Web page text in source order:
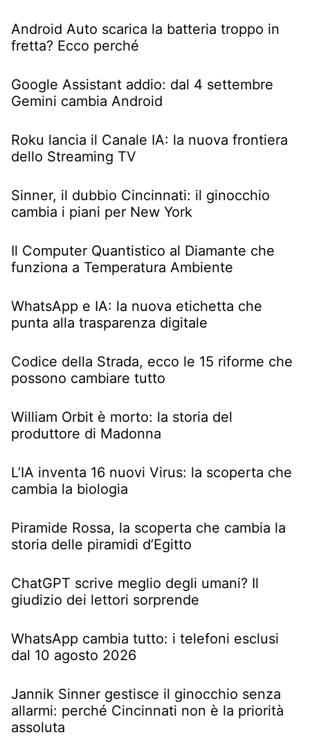
Android Auto scarica la batteria troppo in
fretta? Ecco perché
Google Assistant addio: dal 4 settembre
Gemini cambia Android
Roku lancia il Canale IA: la nuova frontiera
dello Streaming TV
Sinner, il dubbio Cincinnati: il ginocchio
cambia i piani per New York
Il Computer Quantistico al Diamante che
funziona a Temperatura Ambiente
WhatsApp e IA: la nuova etichetta che
punta alla trasparenza digitale
Codice della Strada, ecco le 15 riforme che
possono cambiare tutto
William Orbit è morto: la storia del
produttore di Madonna
L’IA inventa 16 nuovi Virus: la scoperta che
cambia la biologia
Piramide Rossa, la scoperta che cambia la
storia delle piramidi d’Egitto
ChatGPT scrive meglio degli umani? Il
giudizio dei lettori sorprende
WhatsApp cambia tutto: i telefoni esclusi
dal 10 agosto 2026
Jannik Sinner gestisce il ginocchio senza
allarmi: perché Cincinnati non è la priorità
assoluta